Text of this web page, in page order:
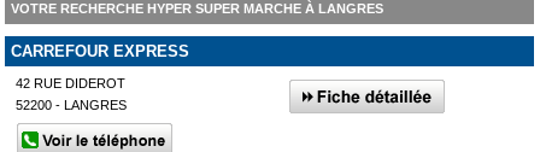
VOTRE RECHERCHE HYPER SUPER MARCHE À LANGRES
CARREFOUR EXPRESS
42 RUE DIDEROT
52200 - LANGRES